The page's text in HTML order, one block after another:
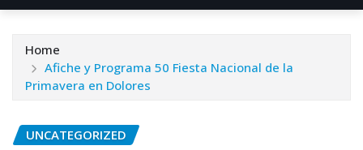
Home
Afiche y Programa 50 Fiesta Nacional de la
Primavera en Dolores
UNCATEGORIZED